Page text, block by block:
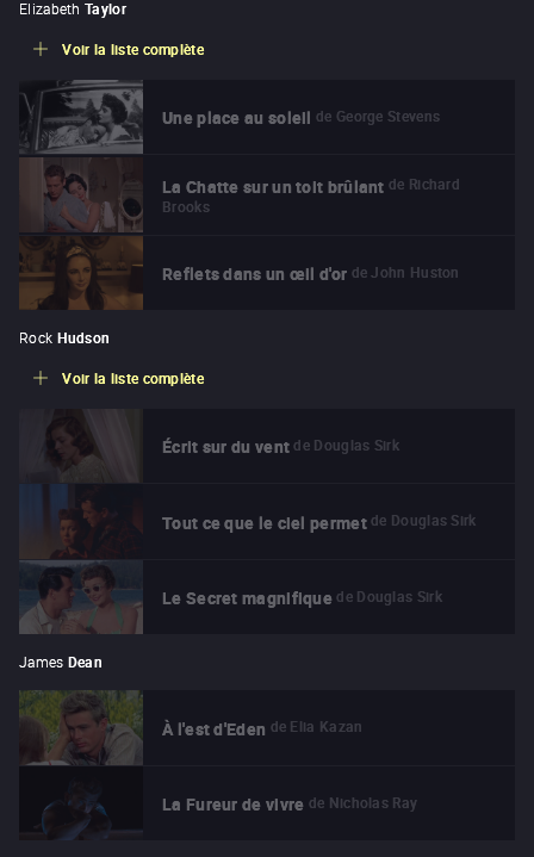
Elizabeth Taylor
Voir la liste complète
Une place au soleil de George Stevens
La Chatte sur un toit brûlant de Richard
Brooks
Reflets dans un œil d'or de John Huston
Rock Hudson
Voir la liste complète
Écrit sur du vent de Douglas Sirk
Tout ce que le ciel permet de Douglas Sirk
Le Secret magnifique de Douglas Sirk
James Dean
À l'est d'Eden de Elia Kazan
La Fureur de vivre de Nicholas Ray